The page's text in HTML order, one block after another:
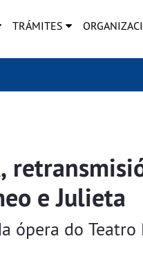
TRÁMITES
e Julieta
ópera do Teatro